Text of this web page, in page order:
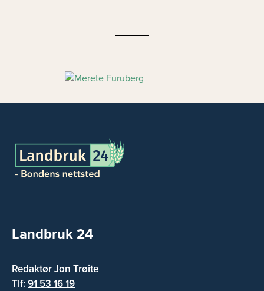
Landbruk 24
Redaktør Jon Trøite
Tlf:91 53 16 19